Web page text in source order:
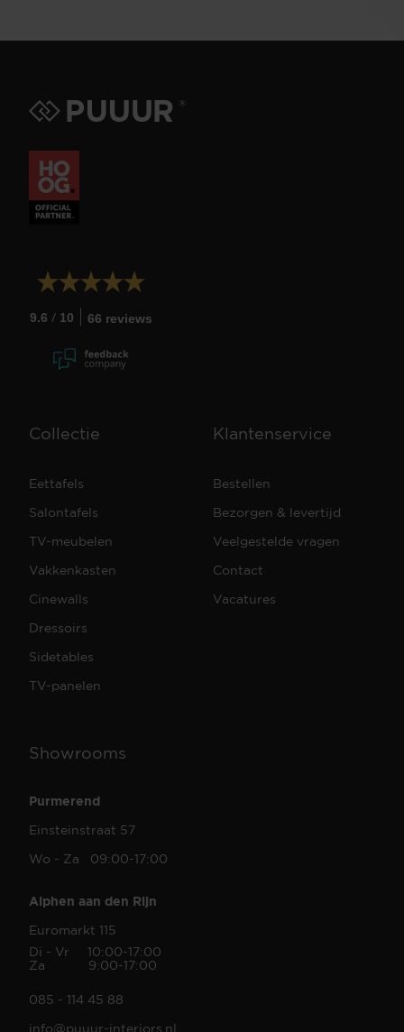
9.6 / 10 66 reviews
Collectie
Eettafels
Salontafels
TV-meubelen
Vakkenkasten
Cinewalls
Dressoirs
Sidetables
TV-panelen
Klantenservice
Bestellen
Bezorgen & levertijd
Veelgestelde vragen
Contact
Vacatures
Showrooms
Purmerend
Einsteinstraat 57
Wo - Za 09:00-17:00
Alphen aan den Rijn
Euromarkt 115
Di - Vr 10:00-17:00
Za 9:00-17:00
085 - 114 45 88
info@puuur-interiors.nl